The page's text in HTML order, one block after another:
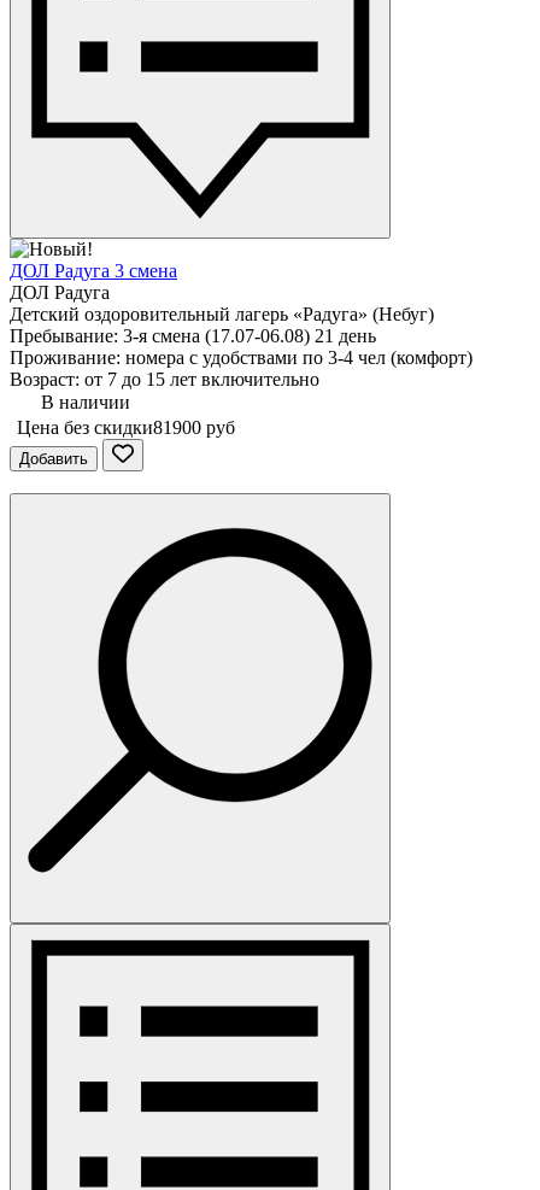
ДОЛ Радуга 3 смена
ДОЛ Радуга
Детский оздоровительный лагерь «Радуга» (Небуг)
Пребывание: 3-я смена (17.07-06.08) 21 день
Проживание: номера с удобствами по 3-4 чел (комфорт)
Возраст: от 7 до 15 лет включительно
В наличии
Цена без скидки81900 руб
Добавить